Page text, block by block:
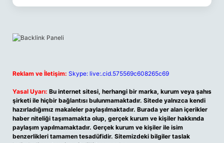
Reklam ve İletişim: Skype: live:.cid.575569c608265c69
Yasal Uyarı: Bu internet sitesi, herhangi bir marka, kurum veya şahıs
şirketi ile hiçbir bağlantısı bulunmamaktadır. Sitede yalnızca kendi
hazırladığımız makaleler paylaşılmaktadır. Burada yer alan içerikler
haber niteliği taşımamakta olup, gerçek kurum ve kişiler hakkında
paylaşım yapılmamaktadır. Gerçek kurum ve kişiler ile isim
benzerlikleri tamamen tesadüfidir. Sitemizdeki bilgiler taslak